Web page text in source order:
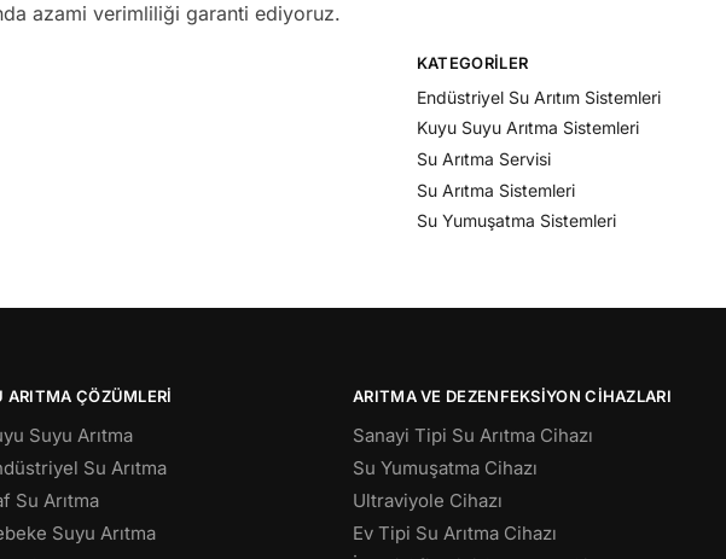
azami verimliliği garanti ediyoruz.
KATEGORILER
Endüstriyel Su Arıtım Sistemleri
Kuyu Suyu Arıtma Sistemleri
Su Arıtma Servisi
Su Arıtma Sistemleri
Su Yumuşatma Sistemleri
ARITMA ÇÖZÜMLERI
Suyu Arıtma
Su Arıtma
Su Arıtma
Suyu Arıtma
ARITMA VE DEZENFEKSIYON CIHAZLARI
Sanayi Tipi Su Arıtma Cihazı
Su Yumuşatma Cihazı
Ultraviyole Cihazı
Ev Tipi Su Arıtma Cihazı